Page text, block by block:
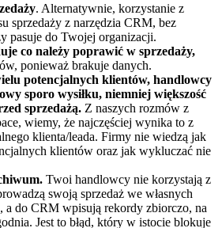
. Alternatywnie, korzystanie z
sprzedaży z narzędzia CRM, bez
pasuje do Twojej organizacji.
co należy poprawić w sprzedaży,
ponieważ brakuje danych.
potencjalnych klientów, handlowcy
sporo wysiłku, niemniej większość
sprzedażą. Z naszych rozmów z
wiemy, że najczęściej wynika to z
klienta/leada. Firmy nie wiedzą jak
klientów oraz jak wykluczać nie
Twoi handlowcy nie korzystają z
swoją sprzedaż we własnych
a do CRM wpisują rekordy zbiorczo, na
Jest to błąd, który w istocie blokuje